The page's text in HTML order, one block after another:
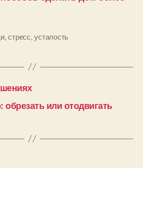
,стресс,усталость
или отодвигать